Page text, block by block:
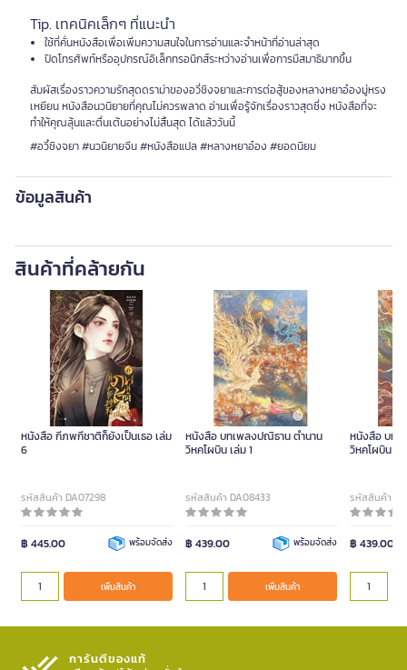
Tip. เทคนิคเล็กๆ ที่แนะนำ
ใช้ที่คั่นหนังสือเพื่อเพิ่มความสนใจในการอ่านและจำหน้าที่อ่านล่าสุด
ปิดโทรศัพท์หรืออุปกรณ์อิเล็กทรอนิกส์ระหว่างอ่านเพื่อการมีสมาธิมากขึ้น
สัมผัสเรื่องราวความรักสุดดราม่าของอวี่ชิงจยาและการต่อสู้ของหลางหยาอ๋องมู่หรง
เหยียน หนังสือนวนิยายที่คุณไม่ควรพลาด อ่านเพื่อรู้จักเรื่องราวสุดซึ่ง หนังสือที่จะ
ทำให้คุณลุ้นและตื่นเต้นอย่างไม่สิ้นสุด ได้แล้ววันนี้
#อวี๋ชิงจยา #นวนิยายจีน #หนังสือแปล #หลางหยาอ๋อง #ยอดนิยม
ข้อมูลสินค้า
สินค้าที่คล้ายกัน
หนังสือ กี่ภพกี่ชาติก็ยังเป็นเธอ เล่ม
6
รหัสสินค้า DA07298
฿ 445.00 พร้อมจัดส่ง
เพิ่มสินค้า
หนังสือ บทเพลงปณิธาน ตำนาน
วิหคโผบิน เล่ม 1
รหัสสินค้า DA08433
฿ 439.00 พร้อมจัดส่ง
เพิ่มสินค้า
หนังสือ บทเ
วิหคโผบิน เ
รหัสสินค้า
฿ 439.00
การันตีของแท้